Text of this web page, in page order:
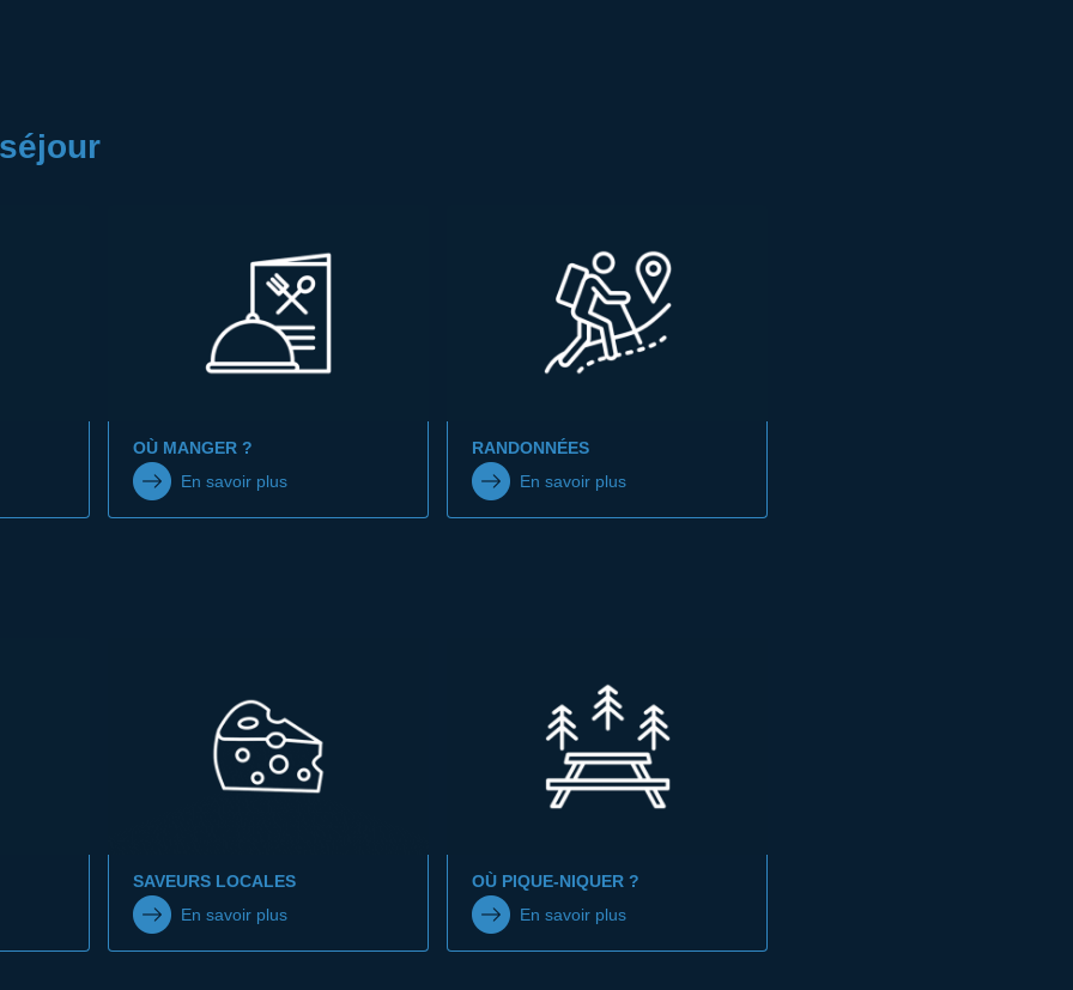
OÙ MANGER ?
En savoir plus
RANDONNÉES
En savoir plus
SAVEURS LOCALES
En savoir plus
OÙ PIQUE-NIQUER ?
En savoir plus